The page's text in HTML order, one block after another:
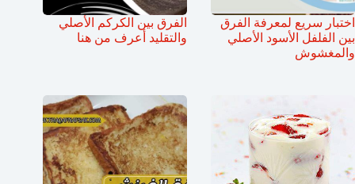
اختبار سريع لمعرفة الفرق
بين الفلفل الأسود الأصلي
والمغشوش
الفرق بين الكركم الأصلي
والتقليد أعرف من هنا